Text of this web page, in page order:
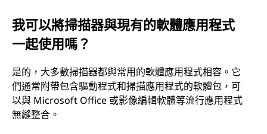
我可以將掃描器與現有的軟體應用程式
一起使用嗎？
是的，大多數掃描器都與常用的軟體應用程式相容。它
們通常附帶包含驅動程式和掃描應用程式的軟體包，可
以與 Microsoft Office 或影像編輯軟體等流行應用程式
無縫整合。